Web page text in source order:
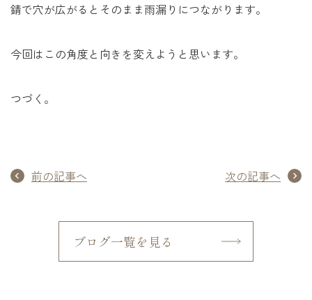
錆で穴が広がるとそのまま雨漏りにつながります。
今回はこの角度と向きを変えようと思います。
つづく。
前の記事へ 次の記事へ
ブログ一覧を見る